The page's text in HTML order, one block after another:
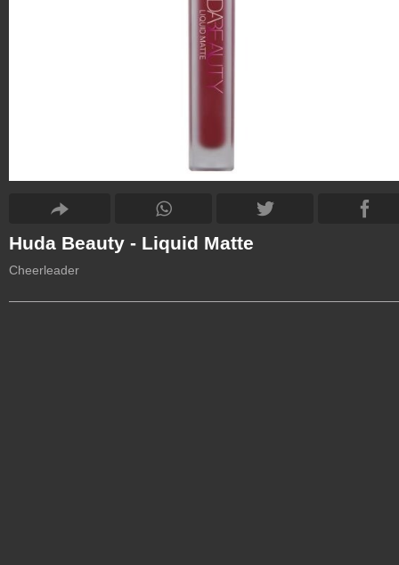
Huda Beauty - Liquid Matte
Cheerleader